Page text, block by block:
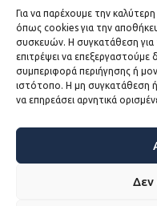
Για να παρέχουμε την
όπως cookies για την
συσκευών. Η συγκατάθεση για
επιτρέψει να
συμπεριφορά περιήγησης ή
ιστότοπο. Η μη συγκατάθεση
να επηρεάσει αρνητικά
Δεν